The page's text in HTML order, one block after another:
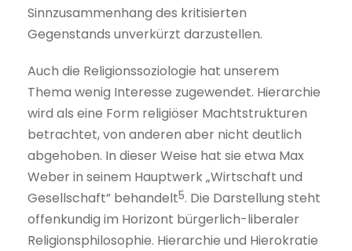
Sinnzusammenhang des kritisierten
Gegenstands unverkürzt darzustellen.
Auch die Religionssoziologie hat unserem
Thema wenig Interesse zugewendet. Hierarchie
wird als eine Form religiöser Machtstrukturen
betrachtet, von anderen aber nicht deutlich
abgehoben. In dieser Weise hat sie etwa Max
Weber in seinem Hauptwerk „Wirtschaft und
Gesellschaft” behandelt5. Die Darstellung steht
offenkundig im Horizont bürgerlich-liberaler
Religionsphilosophie. Hierarchie und Hierokratie